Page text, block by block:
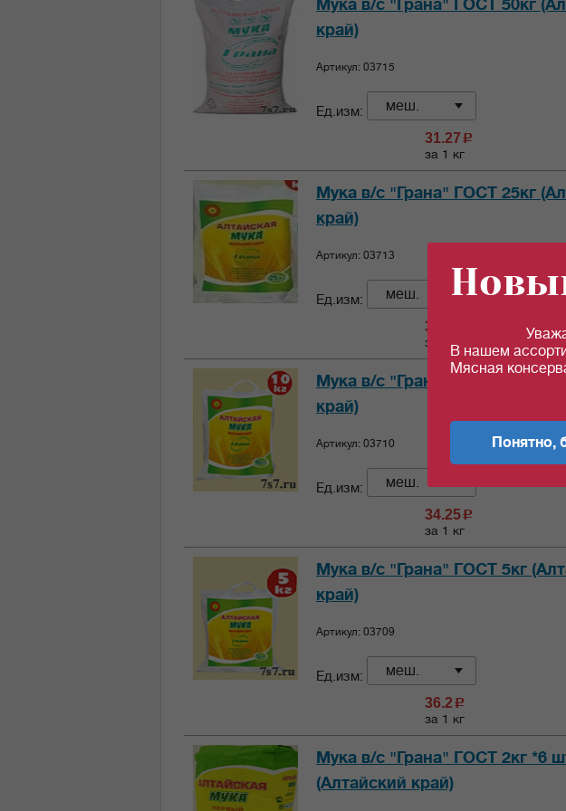
Мука в/с "Грана" ГОСТ 50кг
край)
Артикул: 03715
Ед.изм: меш.
31.27 c
за 1 кг
Мука в/с "Грана" ГОСТ 25кг
край)
Артикул: 03713
Ед.изм: меш.
31.78
за 1 кг
Мука в/с "Грана" ГОСТ 10кг
край)
Артикул: 03710
Ед.изм: меш.
34.25c
за 1 кг
Мука в/с "Грана" ГОСТ 5кг
край)
Артикул: 03709
Ед.изм: меш.
36.2 c
за 1 кг
Мука в/с "Грана" ГОСТ 2кг *6
(Алтайский край)
В нашем
Мясная
Понятно,